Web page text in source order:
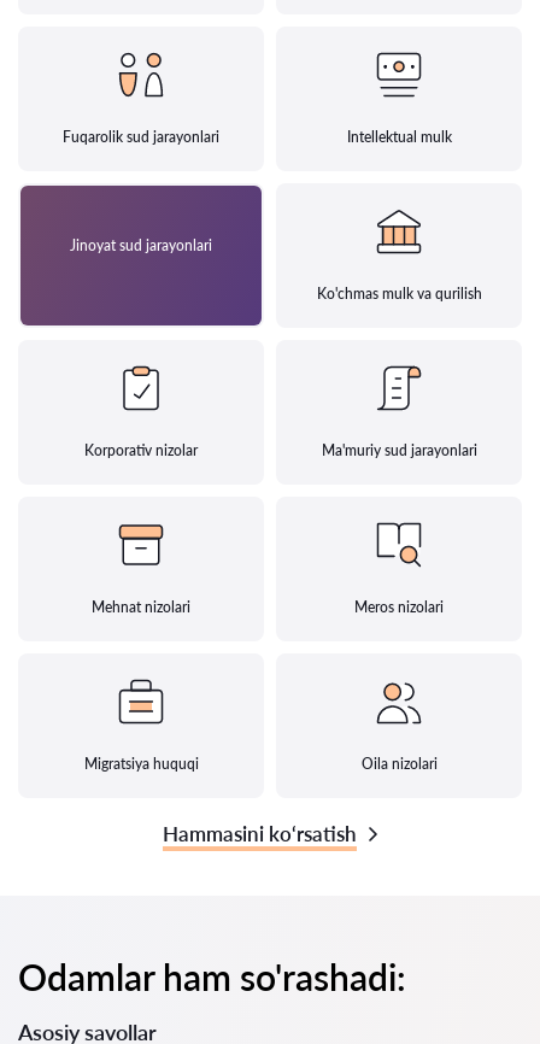
Fuqarolik sud jarayonlari Intellektual mulk
Jinoyat sud jarayonlari
Ko'chmas mulk va qurilish
Korporativ nizolar Ma'muriy sud jarayonlari
Mehnat nizolari Meros nizolari
Migratsiya huquqi Oila nizolari
Hammasini ko‘rsatish
Odamlar ham so'rashadi:
Asosiy savollar